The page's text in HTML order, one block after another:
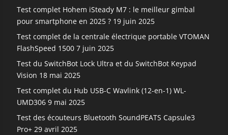
Test complet Hohem iSteady M7 : le meilleur gimbal
pour smartphone en 2025 ? 19 juin 2025
Test complet de la centrale électrique portable VTOMAN
FlashSpeed 1500 7 juin 2025
Test du SwitchBot Lock Ultra et du SwitchBot Keypad
Vision 18 mai 2025
Test complet du Hub USB-C Wavlink (12-en-1) WL-
UMD306 9 mai 2025
Test des écouteurs Bluetooth SoundPEATS Capsule3
Pro+ 29 avril 2025